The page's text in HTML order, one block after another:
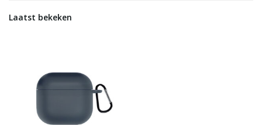
Laatst bekeken